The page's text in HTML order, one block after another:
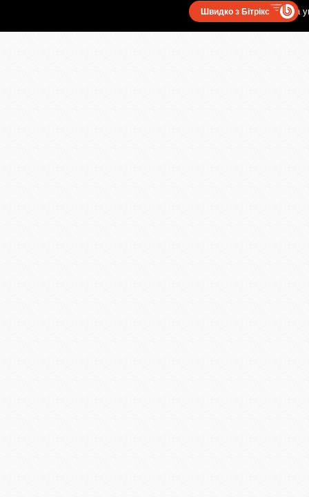
Користувацька
Швидко з Бітрікс